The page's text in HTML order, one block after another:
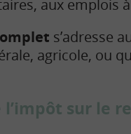
aux emplois
s’adresse
agricole, ou
sur le